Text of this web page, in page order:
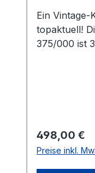
Ein Vintage-
topaktuell!
375/000 ist
Regulärer
498,00 €
Preise inkl.